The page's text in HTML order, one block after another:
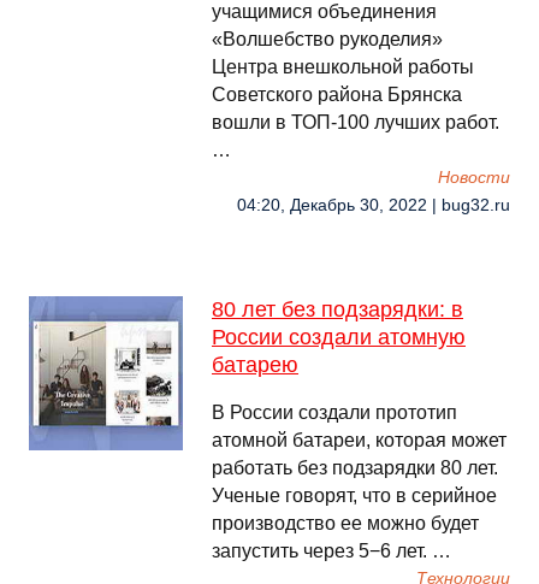
учащимися объединения
«Волшебство рукоделия»
Центра внешкольной работы
Советского района Брянска
вошли в ТОП-100 лучших работ.
…
Новости
04:20, Декабрь 30, 2022 | bug32.ru
80 лет без подзарядки: в
России создали атомную
батарею
В России создали прототип
атомной батареи, которая может
работать без подзарядки 80 лет.
Ученые говорят, что в серийное
производство ее можно будет
запустить через 5−6 лет. …
Технологии